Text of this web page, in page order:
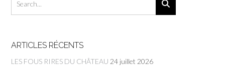
ARTICLES RÉCENTS
LES FOUS RIRES DU CHÂTEAU 24 juillet 2026